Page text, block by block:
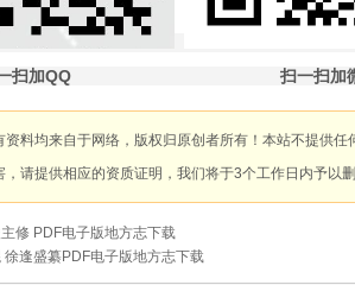
一扫加QQ 扫一扫加
料均来自于网络，版权归原创者所有！本站不提供
请提供相应的资质证明，我们将于3个工作日内予以删
修 PDF电子版地方志下载
逢盛纂PDF电子版地方志下载